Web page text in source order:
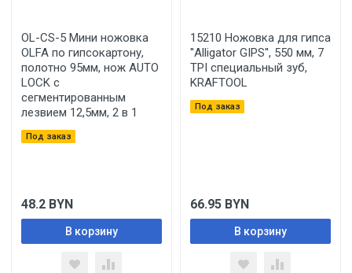
OL-CS-5 Мини ножовка
OLFA по гипсокартону,
полотно 95мм, нож AUTO
LOCK с
сегментированным
лезвием 12,5мм, 2 в 1
Под заказ
48.2 BYN
В корзину
15210 Ножовка для гипса
''Alligator GIPS'', 550 мм, 7
TPI специальный зуб,
KRAFTOOL
Под заказ
66.95 BYN
В корзину